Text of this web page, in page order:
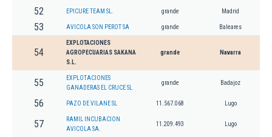
52 EPICURE TEAM SL. grande Madrid
53 AVICOLA SON PEROT SA grande Baleares
54
EXPLOTACIONES
AGROPECUARIAS SAKANA
S.L.
grande Navarra
55
EXPLOTACIONES
GANADERAS EL CRUCE SL
grande Badajoz
56 PAZO DE VILANE SL 11.567.068 Lugo
57
RAMIL INCUBACION
AVICOLA SA.
11.209.493 Lugo